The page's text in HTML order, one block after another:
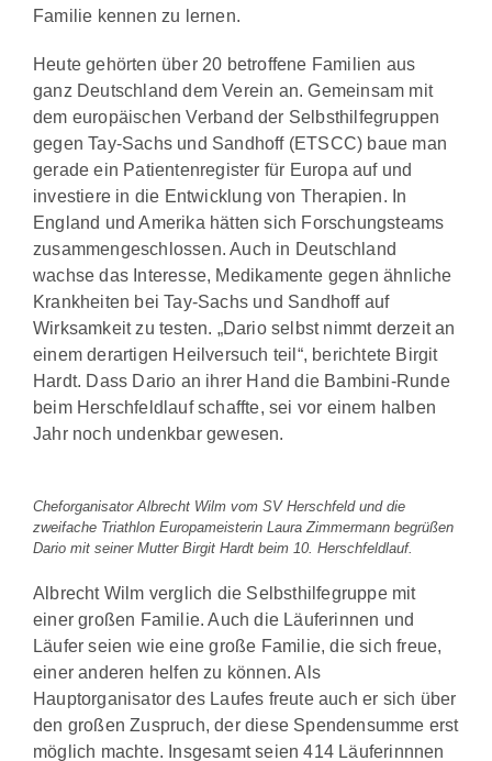
Familie kennen zu lernen.
Heute gehörten über 20 betroffene Familien aus
ganz Deutschland dem Verein an. Gemeinsam mit
dem europäischen Verband der Selbsthilfegruppen
gegen Tay-Sachs und Sandhoff (ETSCC) baue man
gerade ein Patientenregister für Europa auf und
investiere in die Entwicklung von Therapien. In
England und Amerika hätten sich Forschungsteams
zusammengeschlossen. Auch in Deutschland
wachse das Interesse, Medikamente gegen ähnliche
Krankheiten bei Tay-Sachs und Sandhoff auf
Wirksamkeit zu testen. „Dario selbst nimmt derzeit an
einem derartigen Heilversuch teil“, berichtete Birgit
Hardt. Dass Dario an ihrer Hand die Bambini-Runde
beim Herschfeldlauf schaffte, sei vor einem halben
Jahr noch undenkbar gewesen.
Cheforganisator Albrecht Wilm vom SV Herschfeld und die
zweifache Triathlon Europameisterin Laura Zimmermann begrüßen
Dario mit seiner Mutter Birgit Hardt beim 10. Herschfeldlauf.
Albrecht Wilm verglich die Selbsthilfegruppe mit
einer großen Familie. Auch die Läuferinnen und
Läufer seien wie eine große Familie, die sich freue,
einer anderen helfen zu können. Als
Hauptorganisator des Laufes freute auch er sich über
den großen Zuspruch, der diese Spendensumme erst
möglich machte. Insgesamt seien 414 Läuferinnnen